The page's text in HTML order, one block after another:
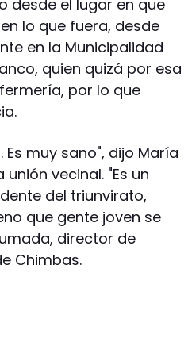
desde el lugar en que
lo que fuera, desde
en la Municipalidad
quien quizá por esa
por lo que
muy sano", dijo María
vecinal. "Es un
del triunvirato,
que gente joven se
director de
Chimbas.